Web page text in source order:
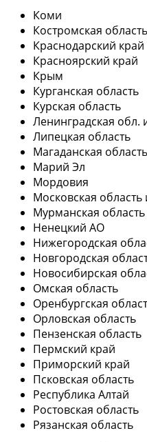
Коми
Костромская область
Краснодарский край
Красноярский край
Крым
Курганская область
Курская область
Ленинградская обл.
Липецкая область
Магаданская область
Марий Эл
Мордовия
Московская
Мурманская область
Ненецкий АО
Нижегородская
Новгородская
Новосибирская
Омская область
Оренбургская
Орловская область
Пензенская область
Пермский край
Приморский край
Псковская область
Республика Алтай
Ростовская область
Рязанская область